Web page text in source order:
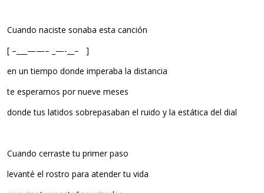
Cuando naciste sonaba esta canción
[ –___——– _—-__– ]
en un tiempo donde imperaba la distancia
te esperamos por nueve meses
donde tus latidos sobrepasaban el ruido y la estática del dial
Cuando cerraste tu primer paso
levanté el rostro para atender tu vida